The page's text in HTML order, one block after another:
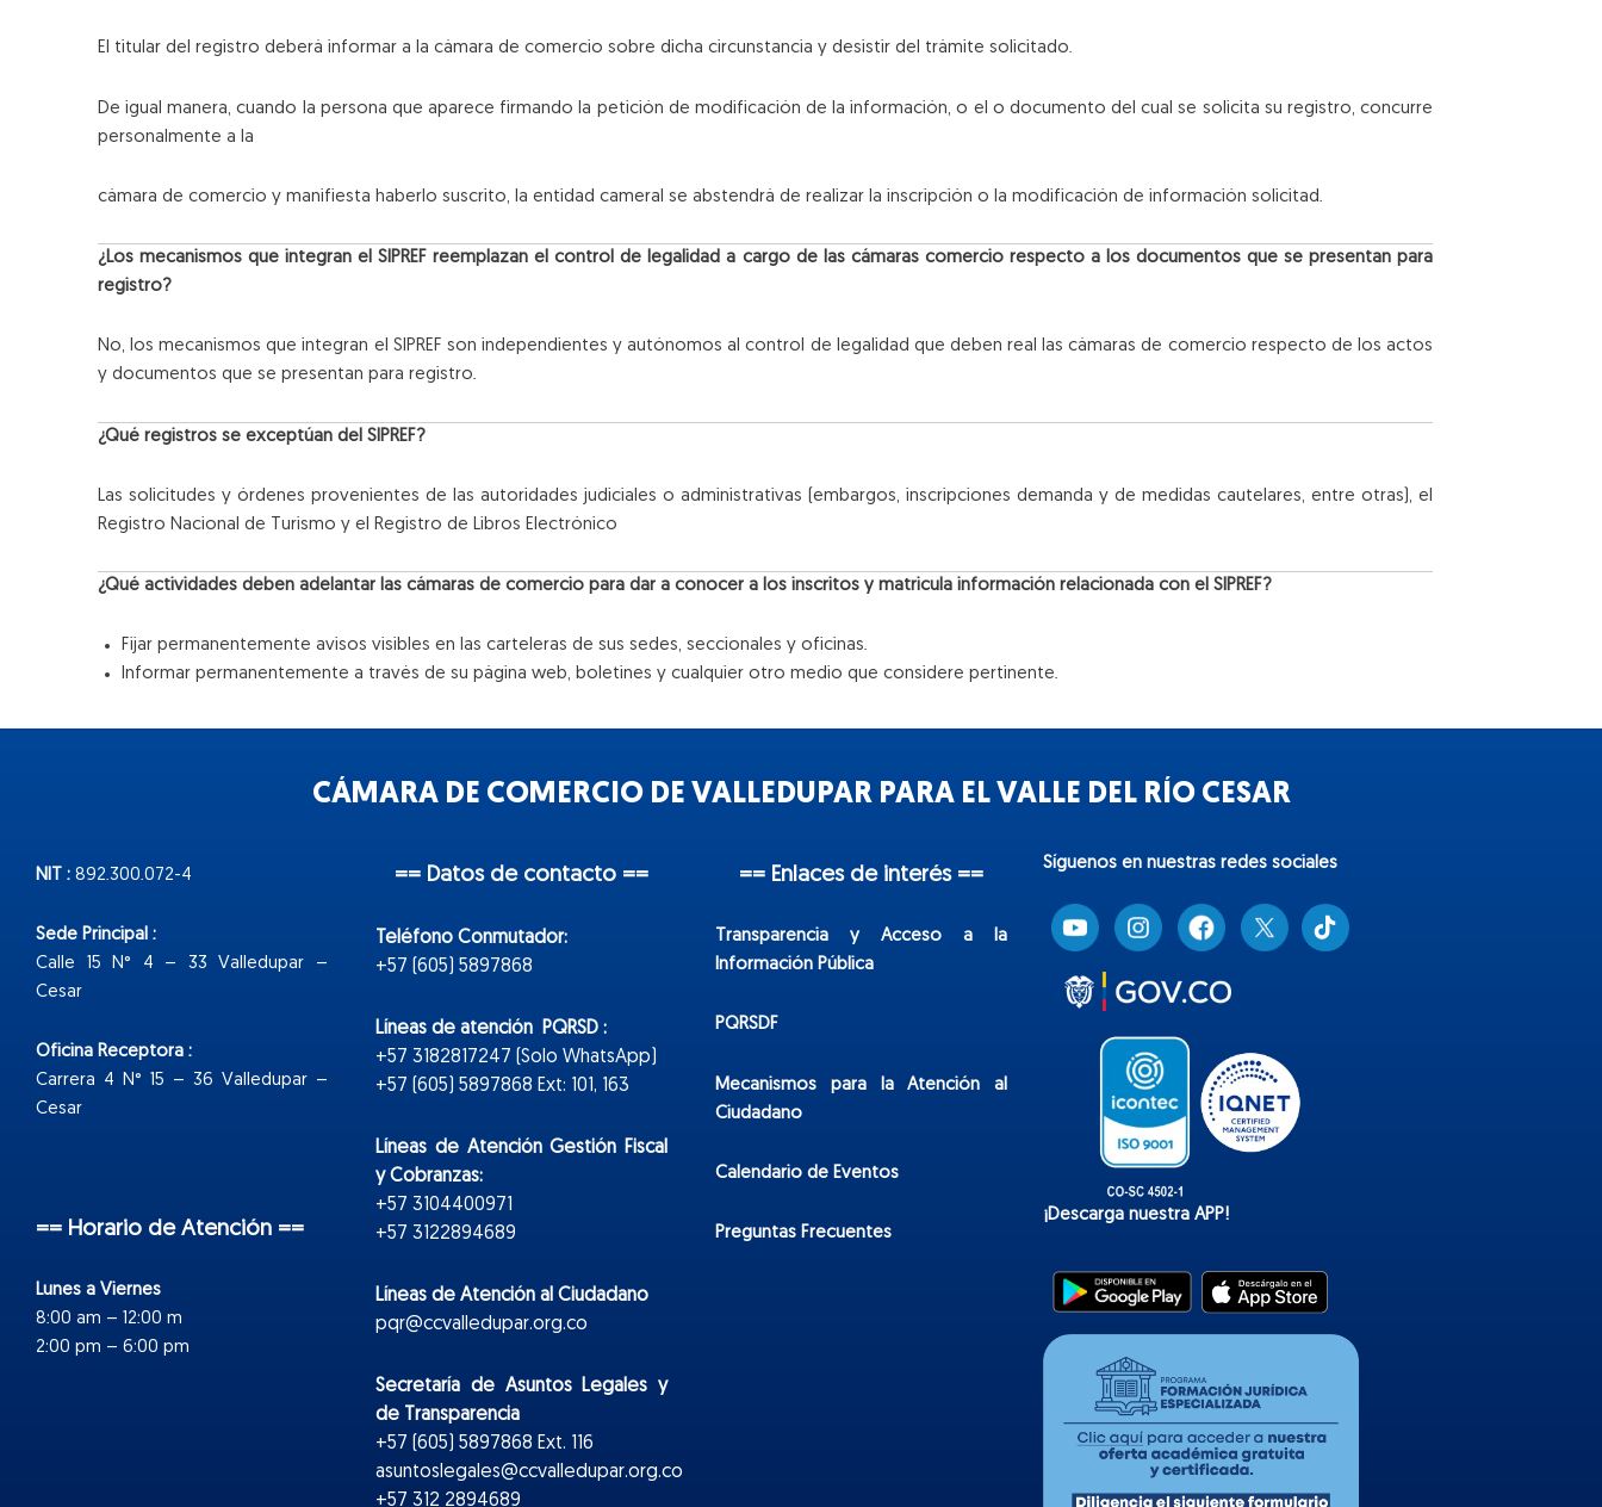
El titular del registro deberá informar a la cámara de comercio sobre dicha circunstancia y desistir del trámite solicitado.
De igual manera, cuando la persona que aparece firmando la petición de modificación de la información, o el o documento del cual se solicita su registro, concurre
personalmente a la
cámara de comercio y manifiesta haberlo suscrito, la entidad cameral se abstendrá de realizar la inscripción o la modificación de información solicitad.
¿Los mecanismos que integran el SIPREF reemplazan el control de legalidad a cargo de las cámaras comercio respecto a los documentos que se presentan para
registro?
No, los mecanismos que integran el SIPREF son independientes y autónomos al control de legalidad que deben real las cámaras de comercio respecto de los actos
y documentos que se presentan para registro.
¿Qué registros se exceptúan del SIPREF?
Las solicitudes y órdenes provenientes de las autoridades judiciales o administrativas (embargos, inscripciones demanda y de medidas cautelares, entre otras), el
Registro Nacional de Turismo y el Registro de Libros Electrónico
¿Qué actividades deben adelantar las cámaras de comercio para dar a conocer a los inscritos y matricula información relacionada con el SIPREF?
Fijar permanentemente avisos visibles en las carteleras de sus sedes, seccionales y oficinas.
Informar permanentemente a través de su página web, boletines y cualquier otro medio que considere pertinente.
CÁMARA DE COMERCIO DE VALLEDUPAR PARA EL VALLE DEL RÍO CESAR
NIT : 892.300.072-4
Sede Principal :
Calle 15 N° 4 – 33 Valledupar –
Cesar
Oficina Receptora :
Carrera 4 N° 15 – 36 Valledupar –
Cesar
== Horario de Atención ==
Lunes a Viernes
8:00 am – 12:00 m
2:00 pm – 6:00 pm
== Datos de contacto ==
Teléfono Conmutador:
+57 (605) 5897868
Líneas de atención PQRSD :
+57 3182817247 (Solo WhatsApp)
+57 (605) 5897868 Ext: 101, 163
Líneas de Atención Gestión Fiscal
y Cobranzas:
+57 3104400971
+57 3122894689
Líneas de Atención al Ciudadano
pqr@ccvalledupar.org.co
Secretaría de Asuntos Legales y
de Transparencia
+57 (605) 5897868 Ext. 116
asuntoslegales@ccvalledupar.org.co
+57 312 2894689
== Enlaces de interés ==
Transparencia y Acceso a la
Información Pública
PQRSDF
Mecanismos para la Atención al
Ciudadano
Calendario de Eventos
Preguntas Frecuentes
Síguenos en nuestras redes sociales
T
i
k
¡Descarga nuestra APP!